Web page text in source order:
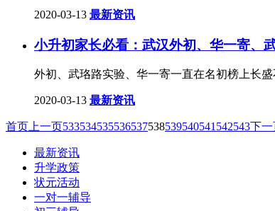
2020-03-13 最新资讯
小升初家长必看：武汉外初、华一寄、
外初、武珞路实验、华一寄一直在名初榜上长
2020-03-13 最新资讯
首页 上一页533534535536537538539540541 542543下一
最新资讯
升学政策
状元活动
一对一辅导